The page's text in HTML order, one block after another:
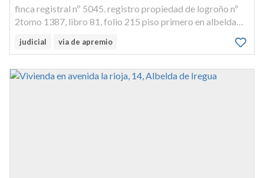
finca registral nº 5045. registro propiedad de logroño nº
2tomo 1387, libro 81, folio 215 piso primero en albelda
1ºa,superficie: 70,75 m2 referencia catastral:
judicial via de apremio